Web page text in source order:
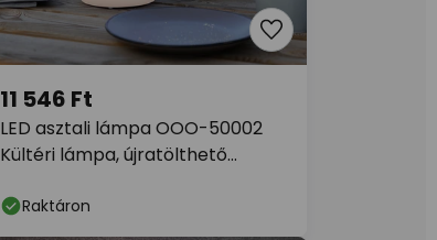
LED asztali lámpa OOO-50002
Kültéri lámpa, újratölthető
11 546 Ft
Raktáron